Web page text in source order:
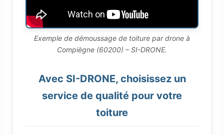
Exemple de démoussage de toiture par drone à
Compiègne (60200) – SI-DRONE.
Avec SI-DRONE, choisissez un
service de qualité pour votre
toiture